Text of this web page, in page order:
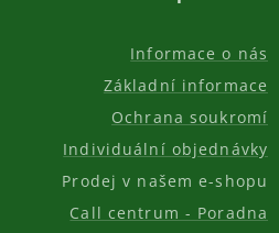
Informace o nás
Základní informace
Ochrana soukromí
Individuální objednávky
Prodej v našem e-shopu
Call centrum - Poradna